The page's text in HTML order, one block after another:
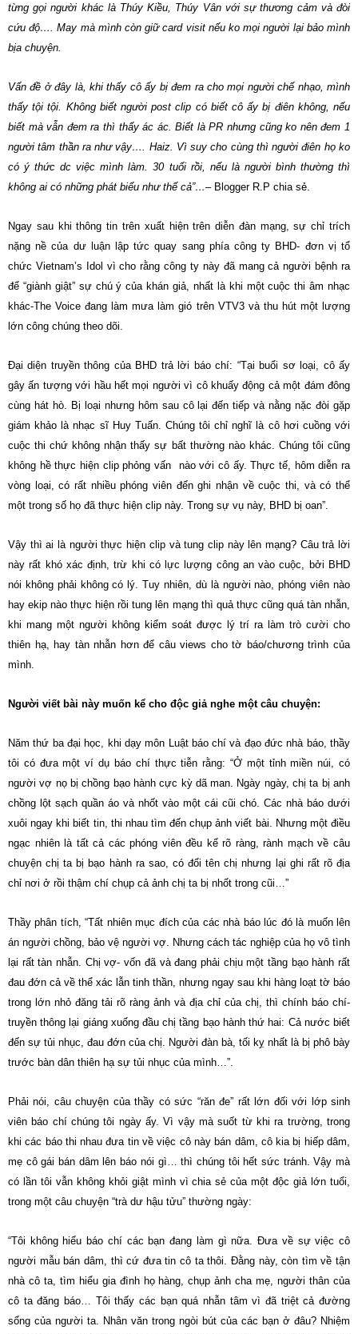
từng gọi người khác là Thúy Kiều, Thúy Vân với sự thương cảm và đòi
cứu độ…. May mà mình còn giữ card visit nếu ko mọi người lại bảo mình
bịa chuyện.
Vấn đề ở đây là, khi thấy cô ấy bị đem ra cho mọi người chế nhạo, mình
thấy tội tội. Không biết người post clip có biết cô ấy bị điên không, nếu
biết mà vẫn đem ra thì thấy ác ác. Biết là PR nhưng cũng ko nên đem 1
người tâm thần ra như vậy…. Haiz. Vì suy cho cùng thì người điên họ ko
có ý thức dc việc mình làm. 30 tuổi rồi, nếu là người bình thường thì
không ai có những phát biểu như thế cả”…– Blogger R.P chia sẻ.
Ngay sau khi thông tin trên xuất hiện trên diễn đàn mạng, sự chỉ trích
nặng nề của dư luận lập tức quay sang phía công ty BHD- đơn vị tổ
chức Vietnam’s Idol vì cho rằng công ty này đã mang cả người bệnh ra
để “giành giật” sự chú ý của khán giả, nhất là khi một cuộc thi âm nhạc
khác-The Voice đang làm mưa làm gió trên VTV3 và thu hút một lượng
lớn công chúng theo dõi.
Đại diện truyền thông của BHD trả lời báo chí: “Tại buổi sơ loại, cô ấy
gây ấn tượng với hầu hết mọi người vì cô khuấy động cả một đám đông
cùng hát hò. Bị loại nhưng hôm sau cô lại đến tiếp và nằng nặc đòi gặp
giám khảo là nhạc sĩ Huy Tuấn. Chúng tôi chỉ nghĩ là cô hơi cuồng với
cuộc thi chứ không nhận thấy sự bất thường nào khác. Chúng tôi cũng
không hề thực hiện clip phỏng vấn nào với cô ấy. Thực tế, hôm diễn ra
vòng loại, có rất nhiều phóng viên đến ghi nhận về cuộc thi, và có thể
một trong số họ đã thực hiện clip này. Trong sự vụ này, BHD bị oan”.
Vậy thì ai là người thực hiện clip và tung clip này lên mạng? Câu trả lời
này rất khó xác định, trừ khi có lực lượng công an vào cuộc, bởi BHD
nói không phải không có lý. Tuy nhiên, dù là người nào, phóng viên nào
hay ekip nào thực hiện rồi tung lên mạng thì quả thực cũng quá tàn nhẫn,
khi mang một người không kiểm soát được lý trí ra làm trò cười cho
thiên hạ, hay tàn nhẫn hơn để câu views cho tờ báo/chương trình của
mình.
Người viết bài này muốn kể cho độc giả nghe một câu chuyện:
Năm thứ ba đại học, khi dạy môn Luật báo chí và đạo đức nhà báo, thầy
tôi có đưa một ví dụ báo chí thực tiễn rằng: “Ở một tỉnh miền núi, có
người vợ nọ bị chồng bạo hành cực kỳ dã man. Ngày ngày, chị ta bị anh
chồng lột sạch quần áo và nhốt vào một cái cũi chó. Các nhà báo dưới
xuôi ngay khi biết tin, thi nhau tìm đến chụp ảnh viết bài. Nhưng một điều
ngạc nhiên là tất cả các phóng viên đều kể rõ ràng, rành mạch về câu
chuyện chị ta bị bạo hành ra sao, có đổi tên chị nhưng lại ghi rất rõ địa
chỉ nơi ở rồi thậm chí chụp cả ảnh chị ta bị nhốt trong cũi…”
Thầy phân tích, “Tất nhiên mục đích của các nhà báo lúc đó là muốn lên
án người chồng, bảo vệ người vợ. Nhưng cách tác nghiệp của họ vô tình
lại rất tàn nhẫn. Chị vợ- vốn đã và đang phải chịu một tầng bạo hành rất
đau đớn cả về thể xác lẫn tinh thần, nhưng ngay sau khi hàng loạt tờ báo
trong lớn nhỏ đăng tải rõ ràng ảnh và địa chỉ của chị, thì chính báo chí-
truyền thông lại giáng xuống đầu chị tầng bạo hành thứ hai: Cả nước biết
đến sự tủi nhục, đau đớn của chị. Người đàn bà, tối kỵ nhất là bị phô bày
trước bàn dân thiên hạ sự tủi nhục của mình…”.
Phải nói, câu chuyện của thầy có sức “răn đe” rất lớn đối với lớp sinh
viên báo chí chúng tôi ngày ấy. Vì vậy mà suốt từ khi ra trường, trong
khi các báo thi nhau đưa tin về việc cô này bán dâm, cô kia bị hiếp dâm,
mẹ cô gái bán dâm lên báo nói gì… thì chúng tôi hết sức tránh. Vậy mà
có lần tôi vẫn không khỏi giật mình vì chia sẻ của một độc giả lớn tuổi,
trong một câu chuyện “trà dư hậu tửu” thường ngày:
“Tôi không hiểu báo chí các bạn đang làm gì nữa. Đưa về sự việc cô
người mẫu bán dâm, thì cứ đưa tin cô ta thôi. Đằng này, còn tìm về tận
nhà cô ta, tìm hiểu gia đình họ hàng, chụp ảnh cha mẹ, người thân của
cô ta đăng báo… Tôi thấy các bạn quá nhẫn tâm vì đã triệt cả đường
sống của người ta. Nhân văn trong ngòi bút của các bạn ở đâu? Nhiệm